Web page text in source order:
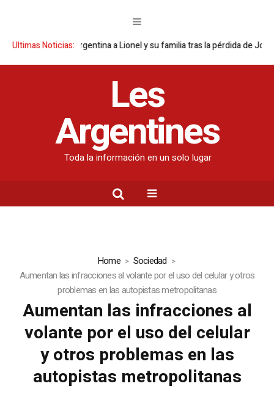
Ultimas Noticias:
Selección argentina a Lionel y su familia tras la pérdida de Jorge
Les
Argentines
Toda la información en un solo lugar
Home
Sociedad
Aumentan las infracciones al volante por el uso del celular y otros
problemas en las autopistas metropolitanas
Aumentan las infracciones al
volante por el uso del celular
y otros problemas en las
autopistas metropolitanas